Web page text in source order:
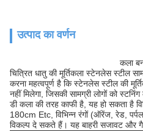
उत्पाद का वर्णन
कला
चित्रित धातु की मूर्तिकला स्टेनलेस स्टील
करना महत्वपूर्ण है कि स्टेनलेस स्टील की
नहीं मिलेगा, जिसकी सामग्री लोगों को
डी कला की तरह काफी है, यह हो सकता है
180cm Etc, विभिन्न रंगों (ऑरेंज, रेड,
विकल्प दे सकते हैं। यह बाहरी सजावट और